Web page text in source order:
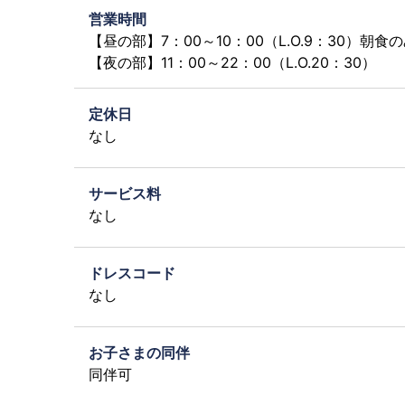
営業時間
【昼の部】7：00～10：00（L.O.9：30）朝食
【夜の部】11：00～22：00（L.O.20：30）
定休日
なし
サービス料
なし
ドレスコード
なし
お子さまの同伴
同伴可